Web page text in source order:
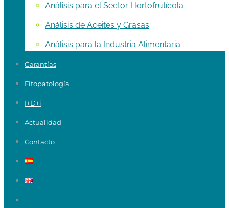
Análisis para el Sector Hortofrutícola
Análisis de Aceites y Grasas
Análisis para la Industria Alimentaria
Garantías
Fitopatología
I+D+i
Actualidad
Contacto